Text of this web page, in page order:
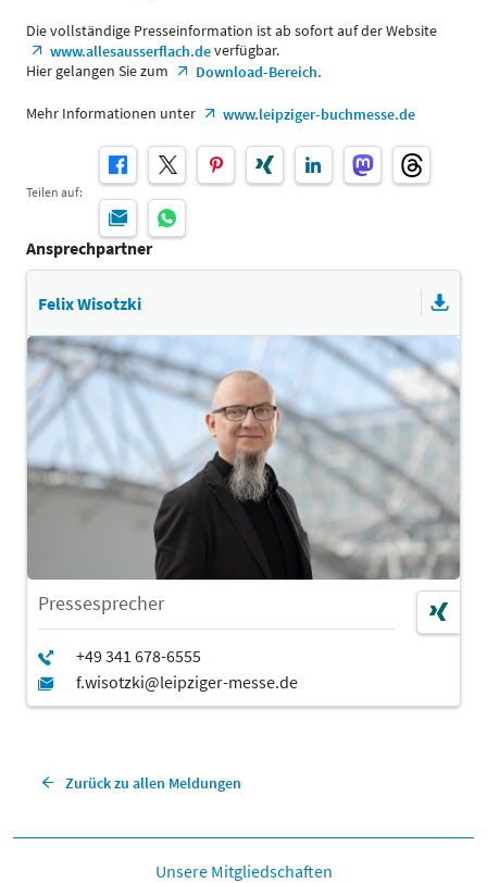
Die vollständige Presseinformation ist ab sofort auf der Website
www.allesausserflach.deverfügbar.
Hier gelangen Sie zum
Download-Bereich.
Mehr Informationen unter www.leipziger-buchmesse.de
Teilen auf:
Ansprechpartner
Felix Wisotzki
Pressesprecher
Zurück zu allen Meldungen
Unsere Mitgliedschaften